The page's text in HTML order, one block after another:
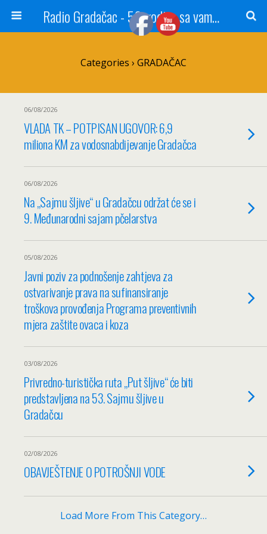
Radio Gradačac - 56 godina sa vama...
Categories › GRADAČAC
06/08/2026
VLADA TK – POTPISAN UGOVOR: 6,9
miliona KM za vodosnabdijevanje Gradačca
06/08/2026
Na „Sajmu šljive“ u Gradačcu održat će se i
9. Međunarodni sajam pčelarstva
05/08/2026
Javni poziv za podnošenje zahtjeva za
ostvarivanje prava na sufinansiranje
troškova provođenja Programa preventivnih
mjera zaštite ovaca i koza
03/08/2026
Privredno-turistička ruta „Put šljive“ će biti
predstavljena na 53. Sajmu šljive u
Gradačcu
02/08/2026
OBAVJEŠTENJE O POTROŠNJI VODE
Load More From This Category…